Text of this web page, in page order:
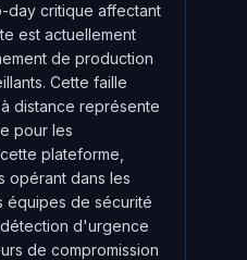
day critique affectant
est actuellement
de production
Cette faille
distance représente
pour les
plateforme,
opérant dans les
équipes de sécurité
d'urgence
de compromission